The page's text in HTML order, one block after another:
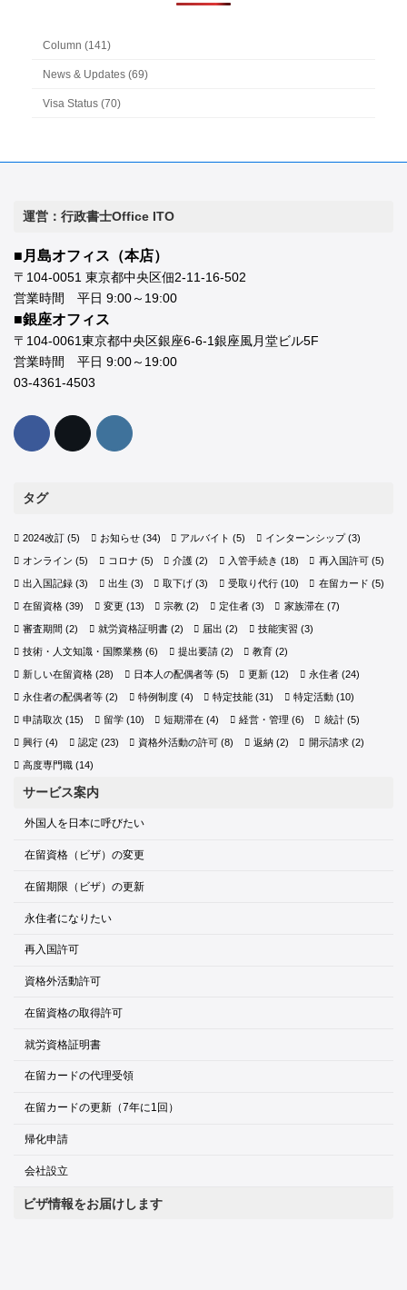
Column (141)
News & Updates (69)
Visa Status (70)
運営：行政書士Office ITO
■月島オフィス（本店）
〒104-0051 東京都中央区佃2-11-16-502
営業時間 平日 9:00～19:00
■銀座オフィス
〒104-0061東京都中央区銀座6-6-1銀座風月堂ビル5F
営業時間 平日 9:00～19:00
03-4361-4503
タグ
2024改訂 (5) お知らせ(34) アルバイト (5) インターンシップ(3)
オンライン (5) コロナ (5) 介護 (2) 入管手続き (18) 再入国許可(5)
出入国記録 (3) 出生 (3) 取下げ (3) 受取り代行(10) 在留カード (5)
在留資格 (39) 変更 (13) 宗教 (2) 定住者(3) 家族滞在(7)
審査期間 (2) 就労資格証明書(2) 届出 (2) 技能実習 (3)
技術・人文知識・国際業務 (6) 提出要請(2) 教育 (2)
新しい在留資格 (28) 日本人の配偶者等(5) 更新 (12) 永住者(24)
永住者の配偶者等 (2) 特例制度(4) 特定技能 (31) 特定活動(10)
申請取次 (15) 留学(10) 短期滞在 (4) 経営・管理 (6) 統計(5)
興行 (4) 認定 (23) 資格外活動の許可 (8) 返納(2) 開示請求(2)
高度専門職 (14)
サービス案内
外国人を日本に呼びたい
在留資格（ビザ）の変更
在留期限（ビザ）の更新
永住者になりたい
再入国許可
資格外活動許可
在留資格の取得許可
就労資格証明書
在留カードの代理受領
在留カードの更新（7年に1回）
帰化申請
会社設立
ビザ情報をお届けします